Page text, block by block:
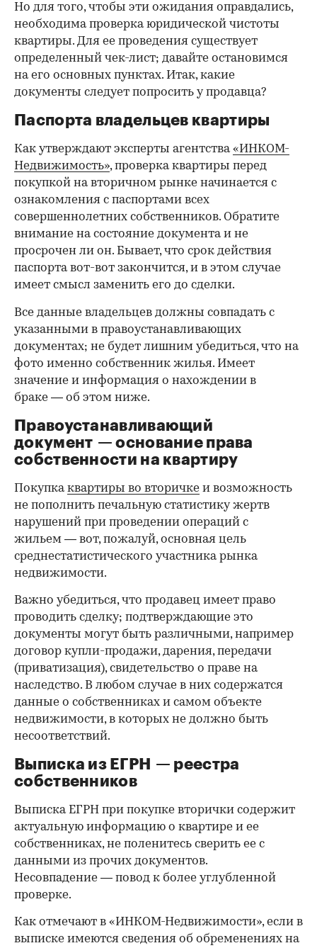
Но для того, чтобы эти ожидания оправдались,
необходима проверка юридической чистоты
квартиры. Для ее проведения существует
определенный чек-лист; давайте остановимся
на его основных пунктах. Итак, какие
документы следует попросить у продавца?
Паспорта владельцев квартиры
Как утверждают эксперты агентства«ИНКОМ-
Недвижимость», проверка квартиры перед
покупкой на вторичном рынке начинается с
ознакомления с паспортами всех
совершеннолетних собственников. Обратите
внимание на состояние документа и не
просрочен ли он. Бывает, что срок действия
паспорта вот-вот закончится, и в этом случае
имеет смысл заменить его до сделки.
00:00 / 00:00
Все данные владельцев должны совпадать с
указанными в правоустанавливающих
документах; не будет лишним убедиться, что на
фото именно собственник жилья. Имеет
значение и информация о нахождении в
браке — об этом ниже.
Правоустанавливающий
документ — основание права
собственности на квартиру
Покупкаквартиры во вторичке и возможность
не пополнить печальную статистику жертв
нарушений при проведении операций с
жильем — вот, пожалуй, основная цель
среднестатистического участника рынка
недвижимости.
Важно убедиться, что продавец имеет право
проводить сделку; подтверждающие это
документы могут быть различными, например
договор купли-продажи, дарения, передачи
(приватизация), свидетельство о праве на
наследство. В любом случае в них содержатся
данные о собственниках и самом объекте
недвижимости, в которых не должно быть
несоответствий.
Выписка из ЕГРН — реестра
собственников
Выписка ЕГРН при покупке вторички содержит
актуальную информацию о квартире и ее
собственниках, не поленитесь сверить ее с
данными из прочих документов.
Несовпадение — повод к более углубленной
проверке.
Как отмечают в «ИНКОМ-Недвижимости», если в
выписке имеются сведения об обременениях на